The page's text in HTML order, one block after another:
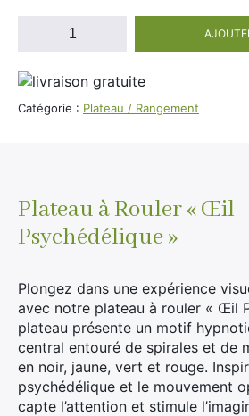
quantité
à
Rouler
Catégorie : Plateau / Rangement
Plateau à Rouler « Œil
Psychédélique »
Plongez dans une expérience
avec notre plateau à rouler « Œil
plateau présente un motif
central entouré de spirales et de
en noir, jaune, vert et rouge.
psychédélique et le mouvement
capte l’attention et stimule
Cristal Puff
SoGood
50ml
100ml
Salé
Sucré
Nouveautés